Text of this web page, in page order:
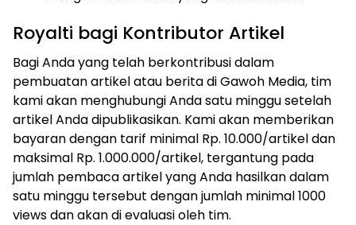
Royalti bagi Kontributor Artikel
Bagi Anda yang telah berkontribusi dalam
pembuatan artikel atau berita di Gawoh Media, tim
kami akan menghubungi Anda satu minggu setelah
artikel Anda dipublikasikan. Kami akan memberikan
bayaran dengan tarif minimal Rp. 10.000/artikel dan
maksimal Rp. 1.000.000/artikel, tergantung pada
jumlah pembaca artikel yang Anda hasilkan dalam
satu minggu tersebut dengan jumlah minimal 1000
views dan akan di evaluasi oleh tim.